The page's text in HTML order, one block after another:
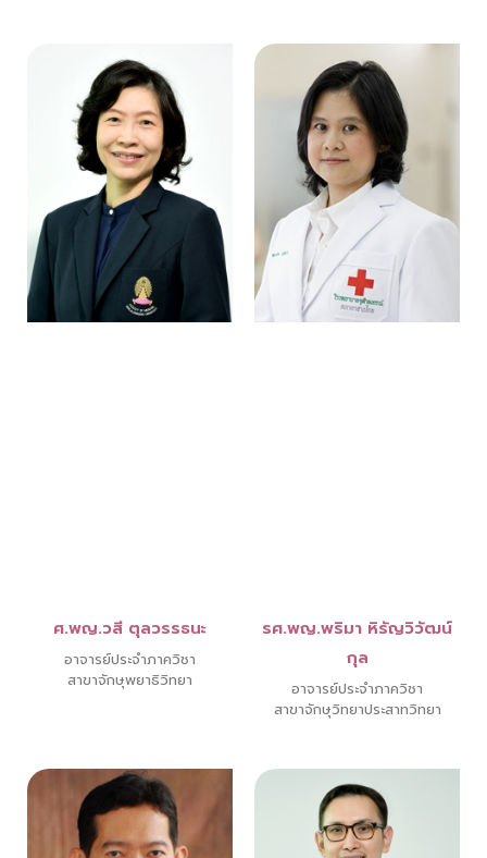
ศ.พญ.วสี ตุลวรรธนะ
อาจารย์ประจำภาควิชา
สาขาจักษุพยาธิวิทยา
รศ.พญ.พริมา หิรัญวิวัฒน์
กุล
อาจารย์ประจำภาควิชา
สาขาจักษุวิทยาประสาทวิทยา